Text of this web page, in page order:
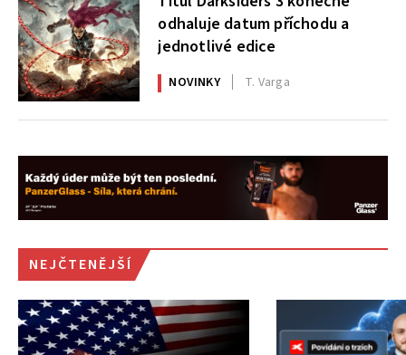
odhaluje datum příchodu a
jednotlivé edice
NOVINKY T. Varga
NEJČTENĚJŠÍ